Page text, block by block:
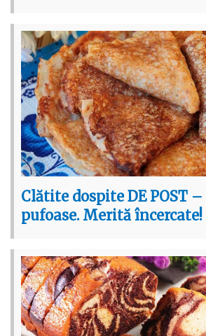
Clătite dospite DE POST
pufoase. Merită încercate!